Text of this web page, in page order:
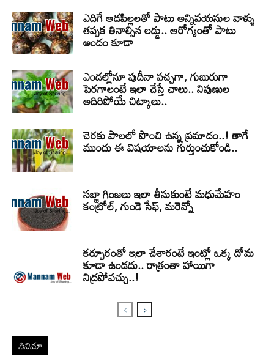
ఎదిగే ఆడపిల్లలతో పాటు అన్నివయసుల వాళ్ళు
తప్పక తినాల్సిన లడ్డు.. ఆరోగ్యంతో పాటు
అందం కూడా
ఎండల్లోనూ పుదీనా పచ్చగా, గుబురుగా
పెరగాలంటే ఇలా చేస్తే చాలు.. నిపుణుల
అదిరిపోయే చిట్కాలు..
చెరకు పాలలో పొంచి ఉన్న ప్రమాదం..! తాగే
ముందు ఈ విషయాలను గుర్తుంచుకోండి..
సబ్జా గింజలు ఇలా తీసుకుంటే మధుమేహం
కంట్రోల్, గుండె సేఫ్, మరెన్నో
కర్పూరంతో ఇలా చేశారంటే ఇంట్లో ఒక్క దోమ
కూడా ఉండదు.. రాత్రంతా హాయిగా
నిద్రపోవచ్చు..!
సినిమా